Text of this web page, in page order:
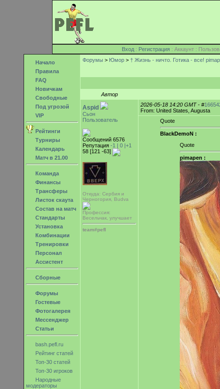
Вход : Регистрация : Аккаунт :
Начало
Правила
FAQ
Новичкам
Свободные
Под угрозой
VIP
Рейтинги
Турниры
Календарь
Матч в 21.00
Команда
Финансы
Трансферы
Листок скаута
Состав на матч
Стандарты
Установка
Комбинации
Тренировки
Персонал
Ассистент
Сборные
Форумы
Гостевые
Фотогалерея
Мессенджер
Статьи
bash.pefl.ru
Рейтинг статей
Топ-30 статей
Топ-30 игроков
Народные
модераторы
Форумы > Юмор > † Жизнь - ничто. Готика - все!
Автор
Aspid
Сьон
Пользователь
Сообщений 6576
Репутация -1 | 0 |+1
58 [121 -63]
Откуда: Сербия и
Черногория, Budva
Профессия:
Весельчак, улучшает
team#pefl
2026-05-18 14:20 GMT- #
From: United States, Augusta
Quote
BlackDemoN :
Quote
pimapen :